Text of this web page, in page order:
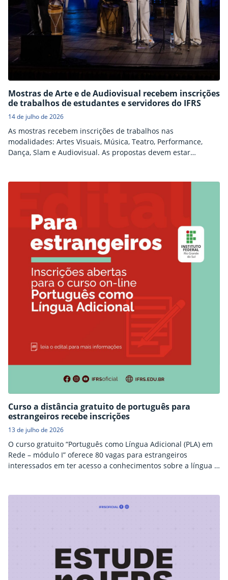
Mostras de Arte e de Audiovisual recebem inscrições
de trabalhos de estudantes e servidores do IFRS
14 de julho de 2026
As mostras recebem inscrições de trabalhos nas
modalidades: Artes Visuais, Música, Teatro, Performance,
Dança, Slam e Audiovisual. As propostas devem estar
Curso a distância gratuito de português para
estrangeiros recebe inscrições
13 de julho de 2026
O curso gratuito “Português como Língua Adicional (PLA) em
Rede – módulo I” oferece 80 vagas para estrangeiros
interessados em ter acesso a conhecimentos sobre a língua e
ordem de inscrição.